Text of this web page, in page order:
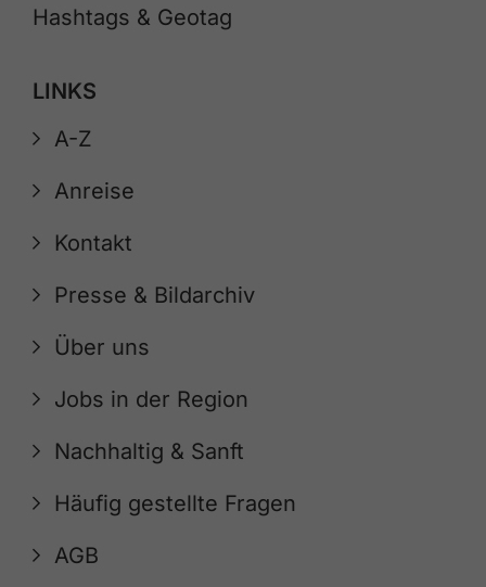
Hashtags & Geotag
LINKS
A-Z
Anreise
Kontakt
Presse & Bildarchiv
Über uns
Jobs in der Region
Nachhaltig & Sanft
Häufig gestellte Fragen
AGB